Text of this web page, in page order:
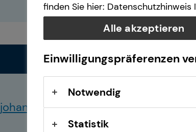
johannes.huber@tecis.de
finden Sie hier: Datenschutzhinweis
Alle akzeptieren
Einwilligungspräferenzen
Notwendig
Statistik